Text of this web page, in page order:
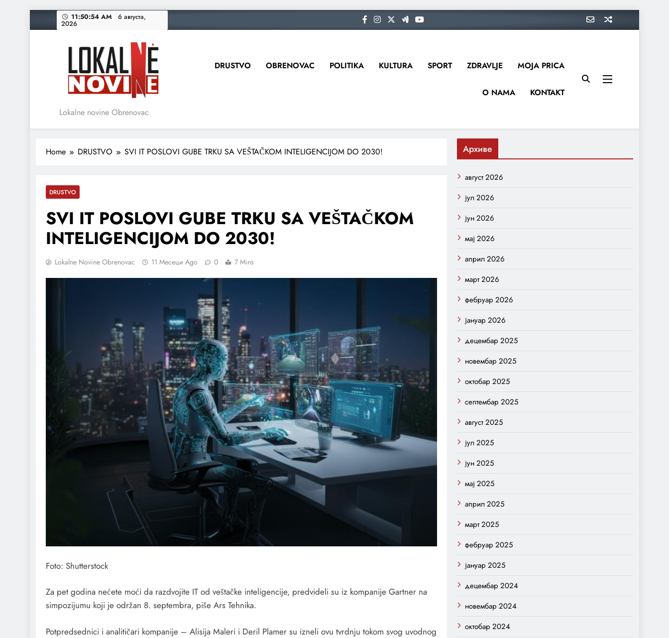
to
11:50:55 AM 6 августа, 2026
Lokalne novine Obrenovac
DRUSTVO OBRENOVAC POLITIKA KULTURA SPORT ZDRAVLJE MOJA PRICA
O NAMA KONTAKT
Home DRUSTVO SVI IT POSLOVI GUBE TRKU SA VEŠTAČKOM INTELIGENCIJOM DO 2030!
DRUSTVO
SVI IT POSLOVI GUBE TRKU SA VEŠTAČKOM
INTELIGENCIJOM DO 2030!
Lokalne Novine Obrenovac 11 Месеци Ago 0 7 Mins
Foto: Shutterstock
Za pet godina nećete moći da razdvojite IT od veštačke inteligencije, predvideli su iz kompanije Gartner na
simpozijumu koji je održan 8. septembra, piše Ars Tehnika.
Potpredsednici i analitičari kompanije – Alisija Maleri i Deril Plamer su izneli ovu tvrdnju tokom svog uvodnog
Архиве
август 2026
јул 2026
јун 2026
мај 2026
април 2026
март 2026
фебруар 2026
јануар 2026
децембар 2025
новембар 2025
октобар 2025
септембар 2025
август 2025
јул 2025
јун 2025
мај 2025
април 2025
март 2025
фебруар 2025
јануар 2025
децембар 2024
новембар 2024
октобар 2024